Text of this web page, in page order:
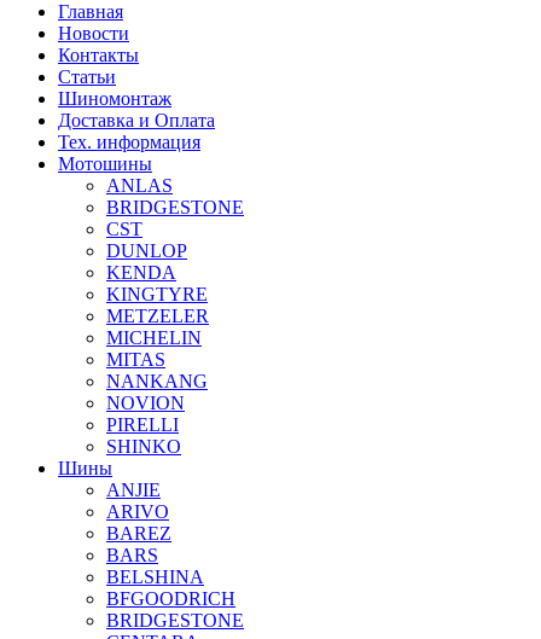
Главная
Новости
Контакты
Статьи
Шиномонтаж
Доставка и Оплата
Тех. информация
Мотошины
ANLAS
BRIDGESTONE
CST
DUNLOP
KENDA
KINGTYRE
METZELER
MICHELIN
MITAS
NANKANG
NOVION
PIRELLI
SHINKO
Шины
ANJIE
ARIVO
BAREZ
BARS
BELSHINA
BFGOODRICH
BRIDGESTONE